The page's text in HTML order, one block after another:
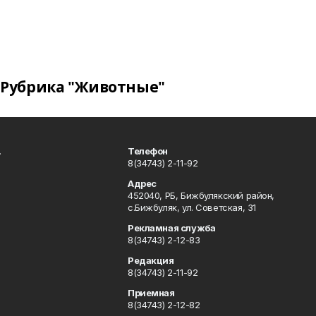
Рубрика "Животные"
Телефон
8(34743) 2-11-92
Адрес
452040, РБ, Бижбулякский район,
с.Бижбуляк, ул. Советская, 31
Рекламная служба
8(34743) 2-12-83
Редакция
8(34743) 2-11-92
Приемная
8(34743) 2-12-82